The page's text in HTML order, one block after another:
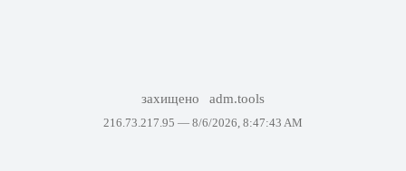
захищено adm.tools
216.73.217.95 — 8/6/2026, 8:47:43 AM